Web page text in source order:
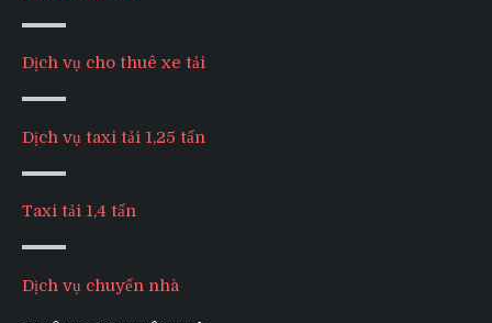
Dịch vụ cho thuê xe tải
Dịch vụ taxi tải 1,25 tấn
Taxi tải 1,4 tấn
Dịch vụ chuyển nhà